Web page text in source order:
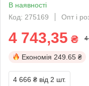
В наявності
Код: 275169
Опт і
4 743,35 ₴ 4
Економія 249.65 ₴
4 666 ₴ від 2 шт.